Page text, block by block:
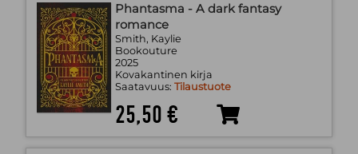
Phantasma - A dark fantasy
romance
Smith, Kaylie
Bookouture
2025
Kovakantinen kirja
Saatavuus: Tilaustuote
25,50 €